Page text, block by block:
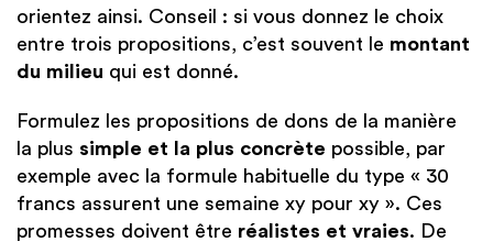
orientez ainsi. Conseil : si vous donnez le choix
entre trois propositions, c’est souvent le montant
du milieu qui est donné.
Formulez les propositions de dons de la manière
la plus simple et la plus concrète possible, par
exemple avec la formule habituelle du type « 30
francs assurent une semaine xy pour xy ». Ces
promesses doivent être réalistes et vraies. De